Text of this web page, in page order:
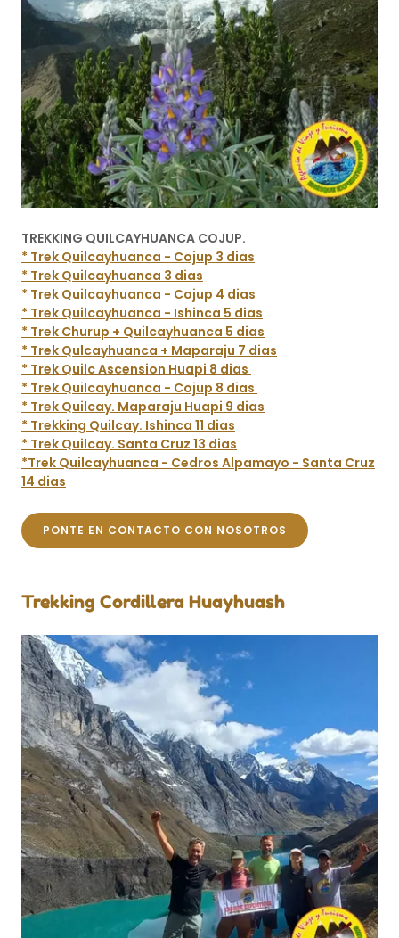
TREKKING QUILCAYHUANCA COJUP.
* Trek Quilcayhuanca - Cojup 3 dias
* Trek Quilcayhuanca 3 dias
* Trek Quilcayhuanca - Cojup 4 dias
* Trek Quilcayhuanca - Ishinca 5 dias
* Trek Churup + Quilcayhuanca 5 dias
* Trek Qulcayhuanca + Maparaju 7 dias
* Trek Quilc Ascension Huapi 8 dias
* Trek Quilcayhuanca - Cojup 8 dias
* Trek Quilcay. Maparaju Huapi 9 dias
* Trekking Quilcay. Ishinca 11 dias
* Trek Quilcay. Santa Cruz 13 dias
*Trek Quilcayhuanca - Cedros Alpamayo - Santa Cruz
14 dias
PONTE EN CONTACTO CON NOSOTROS
Trekking Cordillera Huayhuash